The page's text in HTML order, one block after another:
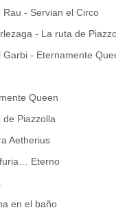
Rau - Servian el Circo
- La ruta de
Garbi - Eternamente
Queen
de Piazzolla
Aetherius
Eterno
en el baño